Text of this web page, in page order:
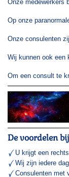
Onze medewerkers
Op onze
Onze consulenten
Wij kunnen ook een
Om een consult te
De voordelen
U krijgt een
Wij zijn iedere
Consulenten met